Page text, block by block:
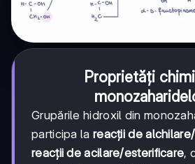
Proprietăți
Grupările hidroxil din
participa la reacții de
reacții de acilare/esterificare,